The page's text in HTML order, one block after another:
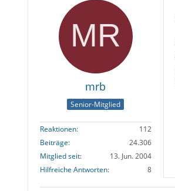
mrb
Senior-Mitglied
Reaktionen
112
Beiträge
24.306
Mitglied seit
13. Jun. 2004
Hilfreiche Antworten
8